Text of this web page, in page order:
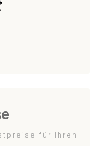
für Ihren